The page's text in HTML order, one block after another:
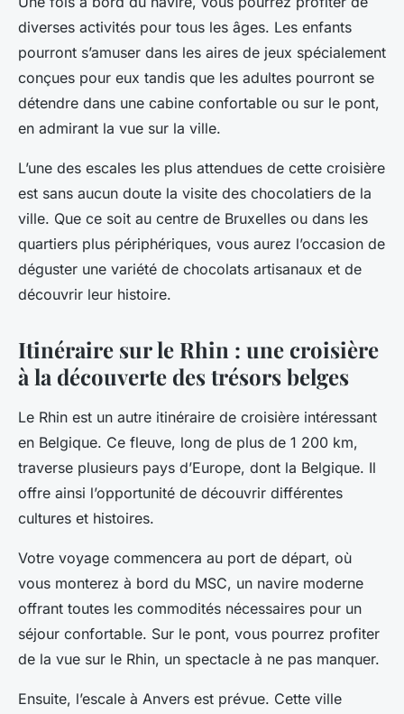
diverses activités pour tous les âges. Les enfants
pourront s’amuser dans les aires de jeux spécialement
conçues pour eux tandis que les adultes pourront se
détendre dans une cabine confortable ou sur le pont,
en admirant la vue sur la ville.
L’une des escales les plus attendues de cette croisière
est sans aucun doute la visite des chocolatiers de la
ville. Que ce soit au centre de Bruxelles ou dans les
quartiers plus périphériques, vous aurez l’occasion de
déguster une variété de chocolats artisanaux et de
découvrir leur histoire.
Itinéraire sur le Rhin : une croisière
à la découverte des trésors belges
Le Rhin est un autre itinéraire de croisière intéressant
en Belgique. Ce fleuve, long de plus de 1 200 km,
traverse plusieurs pays d’Europe, dont la Belgique. Il
offre ainsi l’opportunité de découvrir différentes
cultures et histoires.
Votre voyage commencera au port de départ, où
vous monterez à bord du MSC, un navire moderne
offrant toutes les commodités nécessaires pour un
séjour confortable. Sur le pont, vous pourrez profiter
de la vue sur le Rhin, un spectacle à ne pas manquer.
Ensuite, l’escale à Anvers est prévue. Cette ville